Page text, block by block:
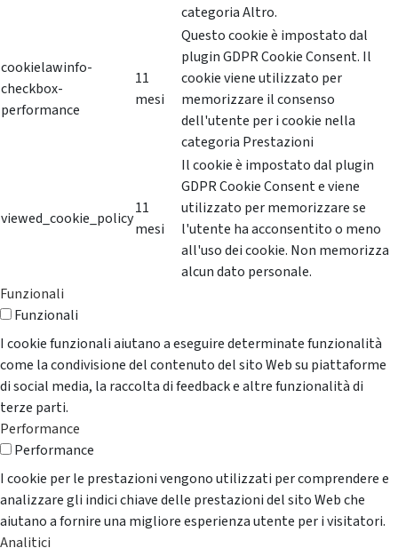
categoria Altro.
cookielawinfo-
checkbox-
performance
11
mesi
Questo cookie è impostato dal
plugin GDPR Cookie Consent. Il
cookie viene utilizzato per
memorizzare il consenso
dell'utente per i cookie nella
categoria Prestazioni
viewed_cookie_policy
11
mesi
Il cookie è impostato dal plugin
GDPR Cookie Consent e viene
utilizzato per memorizzare se
l'utente ha acconsentito o meno
all'uso dei cookie. Non memorizza
alcun dato personale.
Funzionali
Funzionali
I cookie funzionali aiutano a eseguire determinate funzionalità
come la condivisione del contenuto del sito Web su piattaforme
di social media, la raccolta di feedback e altre funzionalità di
terze parti.
Performance
Performance
I cookie per le prestazioni vengono utilizzati per comprendere e
analizzare gli indici chiave delle prestazioni del sito Web che
aiutano a fornire una migliore esperienza utente per i visitatori.
Analitici